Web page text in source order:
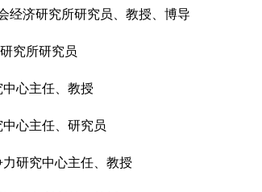
经济研究所研究员、教授、博导
究所研究员
心主任、教授
心主任、研究员
研究中心主任、教授